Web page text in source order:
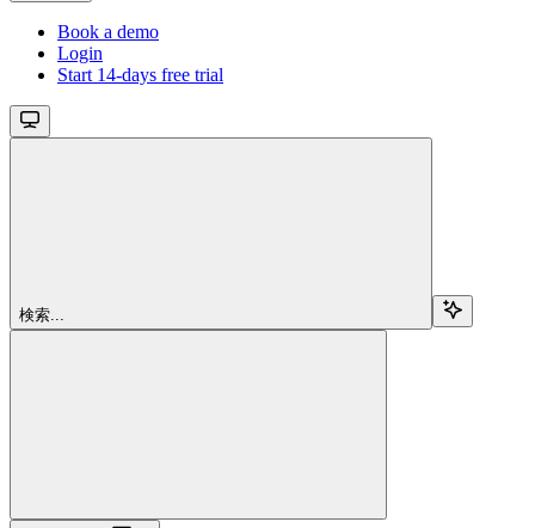
Book a demo
Login
Start 14-days free trial
検索...